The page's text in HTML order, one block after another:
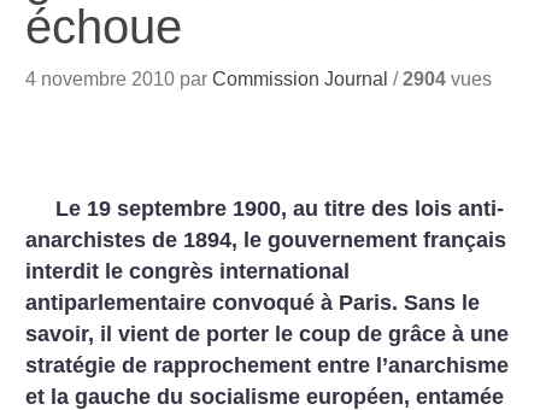
échoue
4 novembre 2010 parCommission Journal /2904 vues
Le 19 septembre 1900, au titre des lois anti-
anarchistes de 1894, le gouvernement français
interdit le congrès international
antiparlementaire convoqué à Paris. Sans le
savoir, il vient de porter le coup de grâce à une
stratégie de rapprochement entre l’anarchisme
et la gauche du socialisme européen, entamée